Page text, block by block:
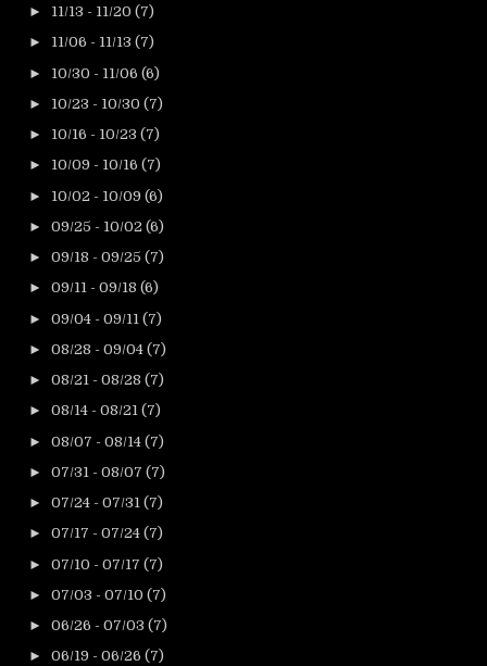
► 11/13 - 11/20 (7)
► 11/06 - 11/13 (7)
► 10/30 - 11/06 (6)
► 10/23 - 10/30 (7)
► 10/16 - 10/23 (7)
► 10/09 - 10/16 (7)
► 10/02 - 10/09 (6)
► 09/25 - 10/02 (6)
► 09/18 - 09/25 (7)
► 09/11 - 09/18 (6)
► 09/04 - 09/11 (7)
► 08/28 - 09/04 (7)
► 08/21 - 08/28 (7)
► 08/14 - 08/21 (7)
► 08/07 - 08/14 (7)
► 07/31 - 08/07 (7)
► 07/24 - 07/31 (7)
► 07/17 - 07/24 (7)
► 07/10 - 07/17 (7)
► 07/03 - 07/10 (7)
► 06/26 - 07/03 (7)
► 06/19 - 06/26 (7)